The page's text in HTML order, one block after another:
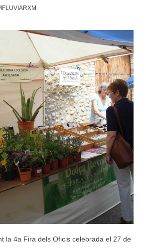
la 4a Fira dels Oficis celebrada el 27 de